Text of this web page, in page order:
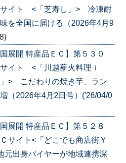
イト <「芝寿し」> 冷凍耐
を全国に届ける（2026年4月9
展開 特産品ＥＣ】第５３０
イト <「川越薪火料理ｉ
> こだわりの焼き芋、ラン
（2026年4月2日号）('26/04/0
展開 特産品ＥＣ】第５２８
サイト<「どこでも商店街Ｙ
出身バイヤーが地域連携深